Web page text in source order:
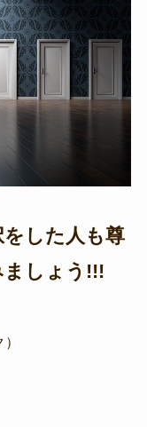
した人も尊
ましょう!!!